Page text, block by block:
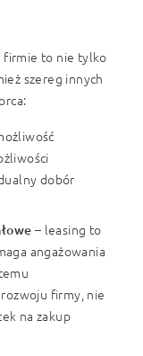
firmie to nie tylko
szereg innych
dobór
– leasing to
angażowania
firmy, nie
na zakup